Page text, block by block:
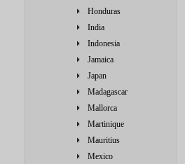
Honduras
India
Indonesia
Jamaica
Japan
Madagascar
Mallorca
Martinique
Mauritius
Mexico